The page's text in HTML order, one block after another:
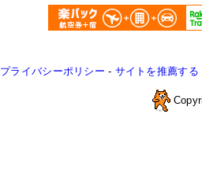
プライバシーポリシー - サイトを推薦する